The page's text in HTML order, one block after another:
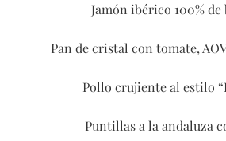
Jamón ibérico 100%
Pan de cristal con tomate,
Pollo crujiente al estilo
Puntillas a la andaluza